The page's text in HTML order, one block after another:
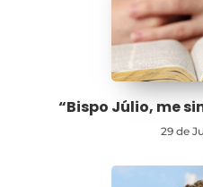
“Bispo Júlio, me
29 de